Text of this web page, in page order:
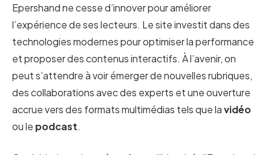
Epershand ne cesse d’innover pour améliorer
l’expérience de ses lecteurs. Le site investit dans des
technologies modernes pour optimiser la performance
et proposer des contenus interactifs. À l’avenir, on
peut s’attendre à voir émerger de nouvelles rubriques,
des collaborations avec des experts et une ouverture
accrue vers des formats multimédias tels que lavidéo
ou le podcast.